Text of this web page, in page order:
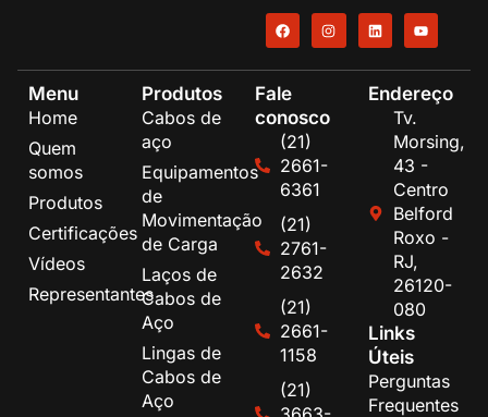
Menu
Home
Quem
somos
Produtos
Certificações
Vídeos
Representantes
Produtos
Cabos de
aço
Equipamentos
de
Movimentação
de Carga
Laços de
Cabos de
Aço
Lingas de
Cabos de
Aço
Fale
conosco
(21)
2661-
6361
(21)
2761-
2632
(21)
2661-
1158
(21)
Endereço
Tv.
Morsing,
43 -
Centro
Belford
Roxo -
RJ,
26120-
080
Links
Úteis
Perguntas
Frequentes